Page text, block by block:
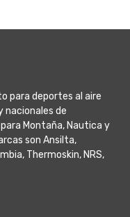
para deportes al aire
nacionales de
Montaña, Nautica y
son Ansilta,
Thermoskin, NRS,